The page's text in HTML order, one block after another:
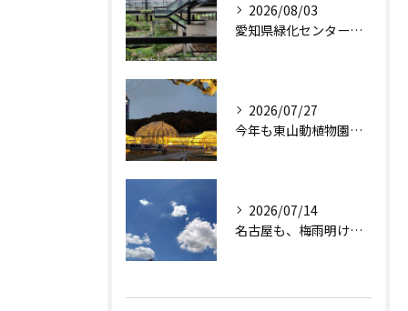
2026/08/03
愛知県緑化センター本館は、贅沢な緑に囲まれた小高い丘に佇んで...
2026/07/27
今年も東山動植物園のナイトズーが始まりますね。
2026/07/14
名古屋も、梅雨明け前ですが暑さは本格的になっています。